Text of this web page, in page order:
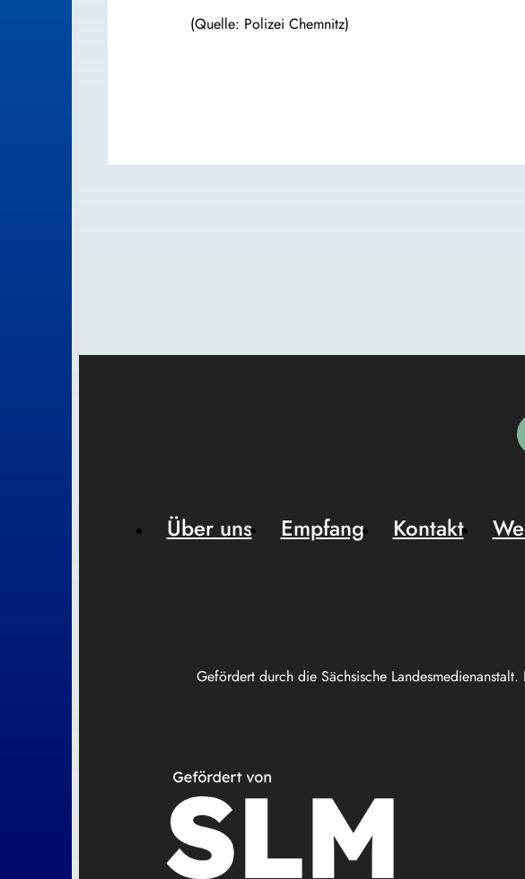
(Quelle: Polizei Chemnitz)
Gefördert durch die Sächsische
Über uns Empfang Kontakt